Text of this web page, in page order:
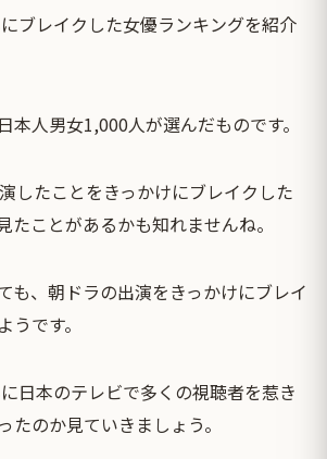
ブレイクした女優ランキングを紹介
本人男女1,000人が選んだものです。
したことをきっかけにブレイクした
たことがあるかも知れませんね。
も、朝ドラの出演をきっかけにブレイ
うです。
日本のテレビで多くの視聴者を惹き
たのか見ていきましょう。